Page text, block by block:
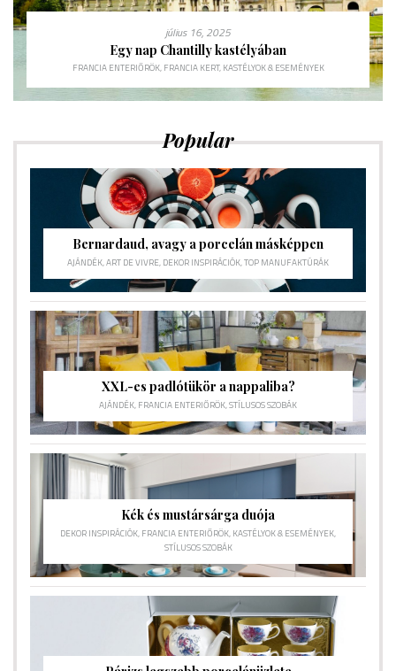
július 16, 2025
Egy nap Chantilly kastélyában
FRANCIA ENTERIŐRÖK, FRANCIA KERT, KASTÉLYOK & ESEMÉNYEK
Popular
Bernardaud, avagy a porcelán másképpen
AJÁNDÉK,ART DE VIVRE, DEKOR INSPIRÁCIÓK,TOP MANUFAKTÚRÁK
XXL-es padlótükör a nappaliba?
AJÁNDÉK, FRANCIA ENTERIŐRÖK,STÍLUSOS SZOBÁK
Kék és mustársárga duója
DEKOR INSPIRÁCIÓK, FRANCIA ENTERIŐRÖK, KASTÉLYOK & ESEMÉNYEK,
STÍLUSOS SZOBÁK